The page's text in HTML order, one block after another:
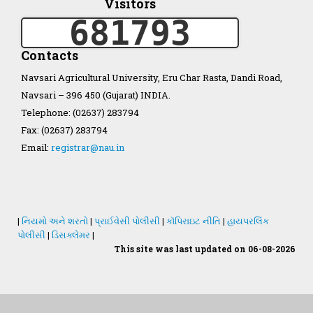
Organization Structure
ખેડુત માર્ગદર્શિકા
Accreditation Certificate
NAU Statute(Revised)
Visitors
681793
Contacts
Navsari Agricultural University, Eru Char Rasta, Dandi Road,
Navsari – 396 450 (Gujarat) INDIA.
Telephone: (02637) 283794
Fax: (02637) 283794
Email: registrar@nau.in
| નિયમો અને શરતો| પ્રાઈવેસી પોલીસી | કૉપિરાઇટ નીતિ | હાયપરલિંક
પોલીસી | ડિસક્લેમર |
This site was last updated on 06-08-2026